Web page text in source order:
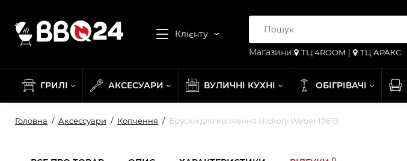
Клієнту
Магазини: ТЦ 4ROOM | ТЦ АРАКС
ГРИЛІ АКСЕСУАРИ ВУЛИЧНІ КУХНІ ОБІГРІВАЧІ
Головна Аксессуари Копчення Бруски для копчення Hickory Weber 17619